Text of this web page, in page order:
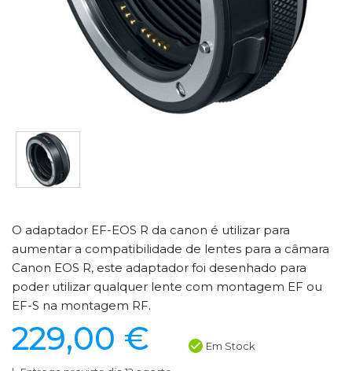
O adaptador EF-EOS R da canon é utilizar para
aumentar a compatibilidade de lentes para a câmara
Canon EOS R, este adaptador foi desenhado para
poder utilizar qualquer lente com montagem EF ou
EF-S na montagem RF.
229,00 € Em Stock